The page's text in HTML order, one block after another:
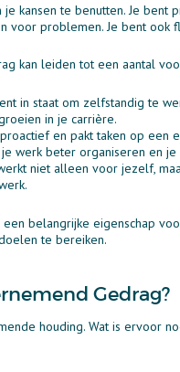
kansen te benutten. Je
voor problemen. Je bent
kan leiden tot een aantal
in staat om zelfstandig te
in je carrière.
proactief en pakt taken op
je werk beter organiseren en
niet alleen voor jezelf,
belangrijke eigenschap
te bereiken.
Gedrag?
houding. Wat is ervoor